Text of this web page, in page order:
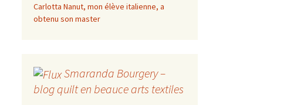
Carlotta Nanut, mon élève italienne, a
obtenu son master
Smaranda Bourgery –
blog quilt en beauce arts textiles